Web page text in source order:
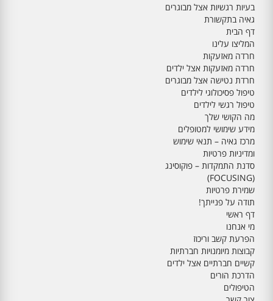
בעיות רגשיות אצל מבוגרים
גאיה בתקשורת
דף הבית
המליצו עלינו
חרדה מאזעקות
חרדה מאזעקות אצל ילדים
חרדת נטישה אצל מבוגרים
טיפול פסיכולוגי לילדים
טיפול רגשי לילדים
מה הקושי שלך
מידע שימושי למטופלים
מרכז גאיה – תנאי שימוש
ומדיניות פרטיות
סדנת התמקדות – פוקוסינג
(FOCUSING)
שמירת פרטיות
תודה על פנייתך!
דף ראשי
מי אנחנו
הפרעת קשב וריכוז
קבוצות מיומנויות חברתיות
קשיים חברתיים אצל ילדים
הדרכת הורים
הטיפולים